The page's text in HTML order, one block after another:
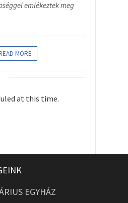
emlékeztek meg
MORE
at this time.
EGYHÁZ